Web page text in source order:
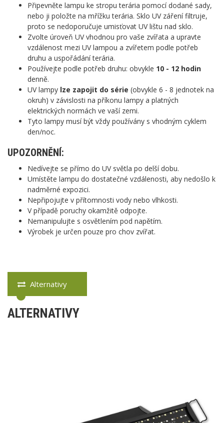
Připevněte lampu ke stropu terária pomocí dodané sady,
nebo ji položte na mřížku terária. Sklo UV záření filtruje,
proto se nedoporučuje umisťovat UV lištu nad sklo.
Zvolte úroveň UV vhodnou pro vaše zvířata a upravte
vzdálenost mezi UV lampou a zvířetem podle potřeb
druhu a uspořádání terária.
Používejte podle potřeb druhu: obvykle 10 - 12 hodin
denně.
UV lampy lze zapojit do série (obvykle 6 - 8 jednotek na
okruh) v závislosti na příkonu lampy a platných
elektrických normách ve vaší zemi.
Tyto lampy musí být vždy používány s vhodným cyklem
den/noc.
UPOZORNĚNÍ:
Nedívejte se přímo do UV světla po delší dobu.
Umístěte lampu do dostatečné vzdálenosti, aby nedošlo k
nadměrné expozici.
Nepřipojujte v přítomnosti vody nebo vlhkosti.
V případě poruchy okamžitě odpojte.
Nemanipulujte s osvětlením pod napětím.
Výrobek je určen pouze pro chov zvířat.
Alternativy
ALTERNATIVY